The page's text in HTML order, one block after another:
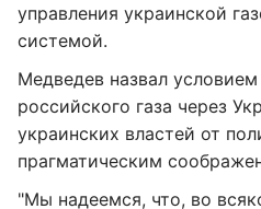
управления украинской
системой.
Медведев назвал
российского газа через
украинских властей от
прагматическим
"Мы надеемся, что, во